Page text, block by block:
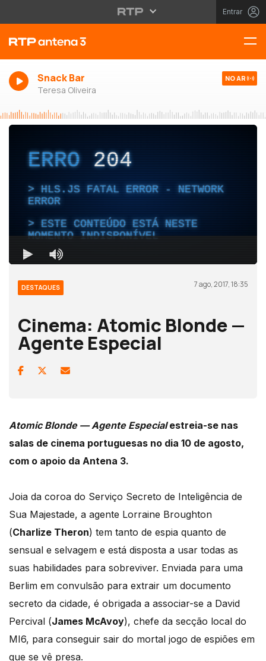
Entrar
Snack Bar
Teresa Oliveira
NO AR
DESTAQUES 7 ago, 2017, 18:35
Cinema: Atomic Blonde —
Agente Especial
Atomic Blonde — Agente Especialestreia-se nas
salas de cinema portuguesas no dia 10 de agosto,
com o apoio da Antena 3.
Joia da coroa do Serviço Secreto de Inteligência de
Sua Majestade, a agente Lorraine Broughton
(Charlize Theron) tem tanto de espia quanto de
sensual e selvagem e está disposta a usar todas as
suas habilidades para sobreviver. Enviada para uma
Berlim em convulsão para extrair um documento
secreto da cidade, é obrigada a associar-se a David
Percival (James McAvoy), chefe da secção local do
MI6, para conseguir sair do mortal jogo de espiões em
que se vê presa.